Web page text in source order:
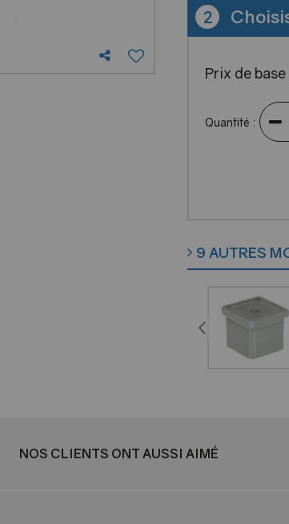
2
Prix de base
Quantité :
9 AUTRES
NOS CLIENTS ONT AUSSI AIMÉ